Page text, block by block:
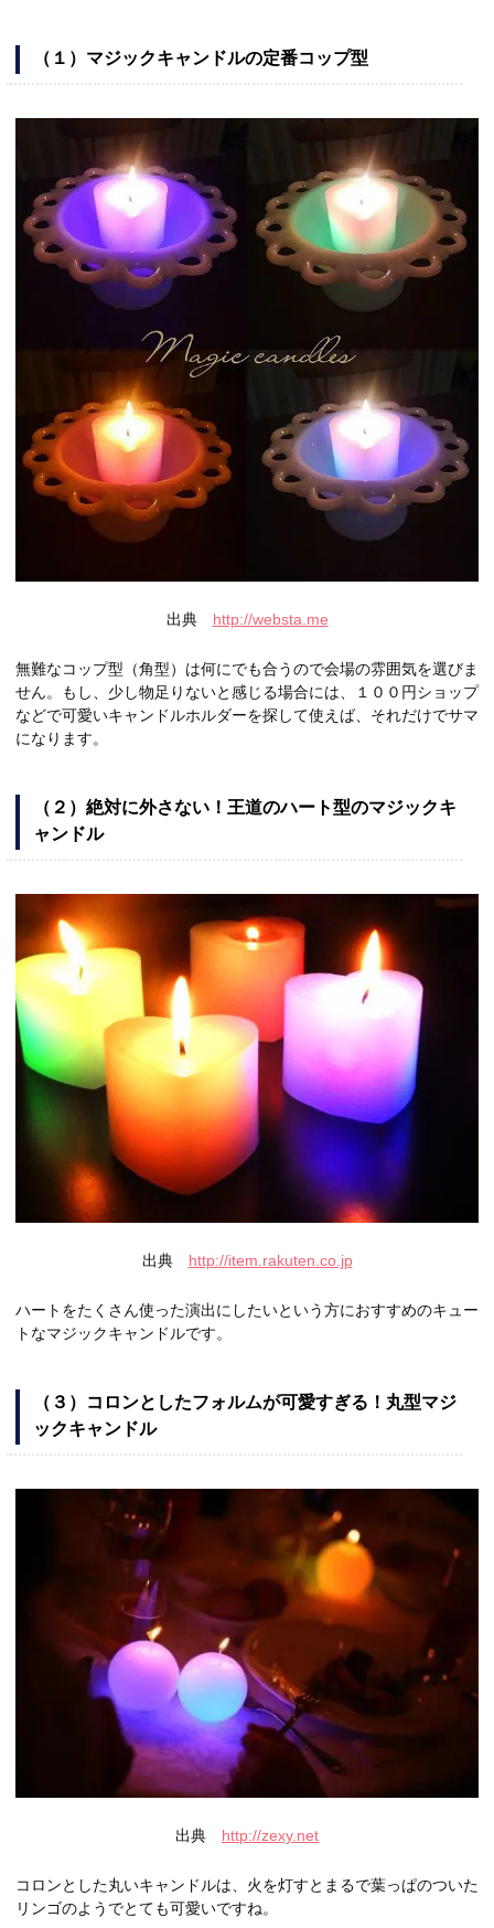
（１）マジックキャンドルの定番コップ型
出典 http://websta.me
無難なコップ型（角型）は何にでも合うので会場の雰囲気を選びま
せん。もし、少し物足りないと感じる場合には、１００円ショップ
などで可愛いキャンドルホルダーを探して使えば、それだけでサマ
になります。
（２）絶対に外さない！王道のハート型のマジックキ
ャンドル
出典 http://item.rakuten.co.jp
ハートをたくさん使った演出にしたいという方におすすめのキュー
トなマジックキャンドルです。
（３）コロンとしたフォルムが可愛すぎる！丸型マジ
ックキャンドル
出典 http://zexy.net
コロンとした丸いキャンドルは、火を灯すとまるで葉っぱのついた
リンゴのようでとても可愛いですね。